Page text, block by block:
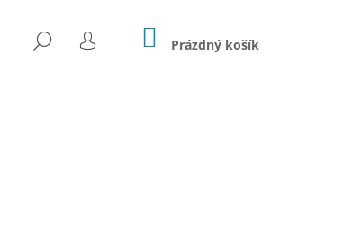
HLEDAT
PŘIHLÁŠENÍ
NÁKUPNÍ
KOŠÍK
Prázdný košík